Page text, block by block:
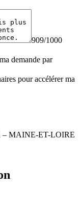
909/1000
demande par
pour accélérer ma
– MAINE-ET-LOIRE